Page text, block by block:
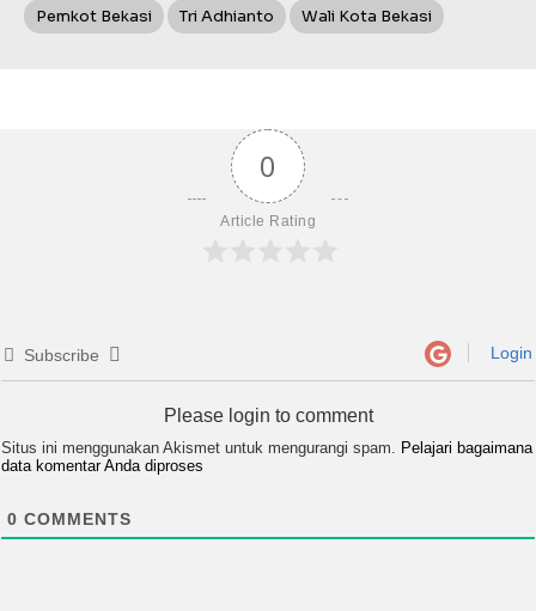
Pemkot Bekasi Tri Adhianto Wali Kota Bekasi
0
Article Rating
Subscribe Login
Please login to comment
Situs ini menggunakan Akismet untuk mengurangi spam. Pelajari bagaimana
data komentar Anda diproses
0 COMMENTS